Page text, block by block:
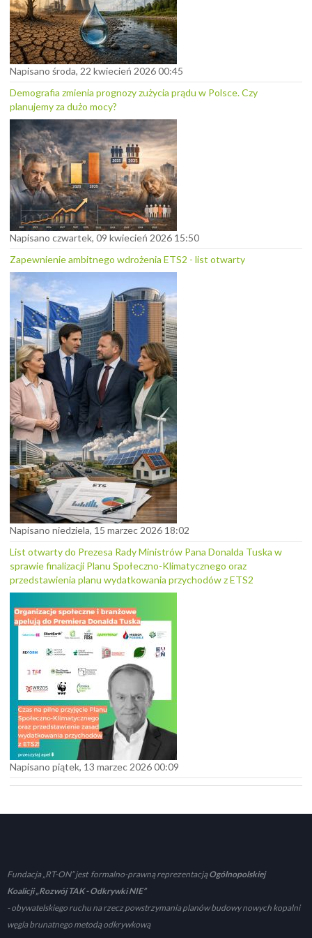
Napisano środa, 22 kwiecień 2026 00:45
Demografia zmienia prognozy zużycia prądu w Polsce. Czy
planujemy za dużo mocy?
Napisano czwartek, 09 kwiecień 2026 15:50
Zapewnienie ambitnego wdrożenia ETS2 - list otwarty
Napisano niedziela, 15 marzec 2026 18:02
List otwarty do Prezesa Rady Ministrów Pana Donalda Tuska w
sprawie finalizacji Planu Społeczno-Klimatycznego oraz
przedstawienia planu wydatkowania przychodów z ETS2
Napisano piątek, 13 marzec 2026 00:09
Fundacja „RT-ON” jest formalno-prawną reprezentacjąOgólnopolskiej
Koalicji „Rozwój TAK - Odkrywki NIE”
- obywatelskiego ruchu na rzecz powstrzymania planów budowy nowych kopalni
węgla brunatnego metodą odkrywkową